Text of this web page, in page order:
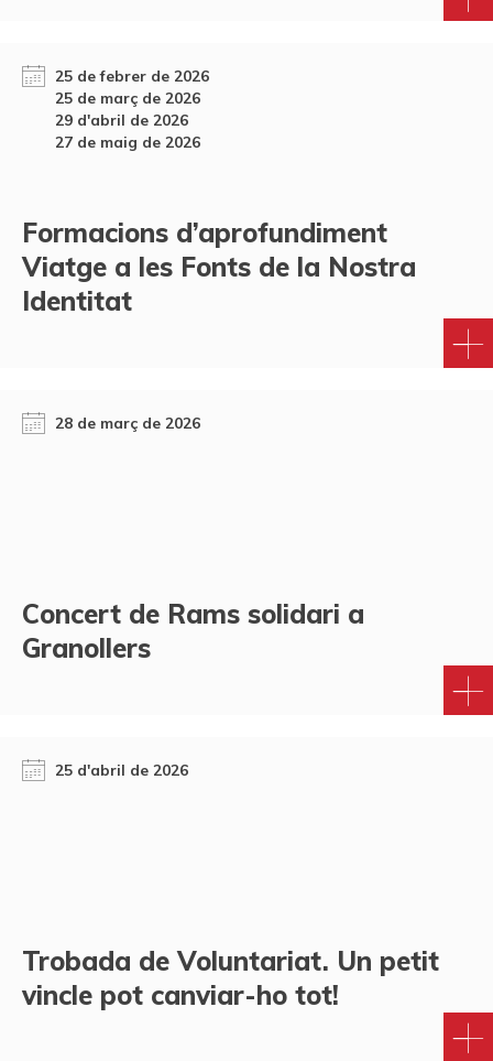
25 de febrer de 2026
25 de març de 2026
29 d'abril de 2026
27 de maig de 2026
Formacions d’aprofundiment
Viatge a les Fonts de la Nostra
Identitat
28 de març de 2026
Concert de Rams solidari a
Granollers
25 d'abril de 2026
Trobada de Voluntariat. Un petit
vincle pot canviar-ho tot!